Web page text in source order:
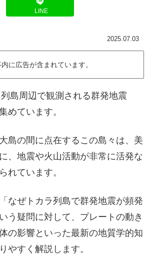
LINE
2025.07.03
に広告が含まれています。
島周辺で観測される群発地震
めています。
島の間に点在するこの島々は、美
、地震や火山活動が非常に活発な
れています。
なぜトカラ列島で群発地震が頻発
う疑問に対して、プレートの動き
の影響といった最新の地質学的知
やすく解説します。